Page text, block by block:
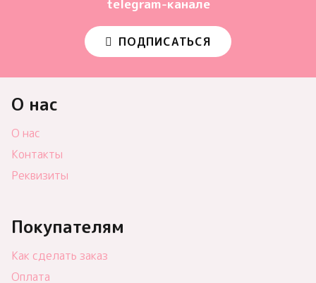
telegram-канале
ПОДПИСАТЬСЯ
О нас
О нас
Контакты
Реквизиты
Покупателям
Как сделать заказ
Оплата